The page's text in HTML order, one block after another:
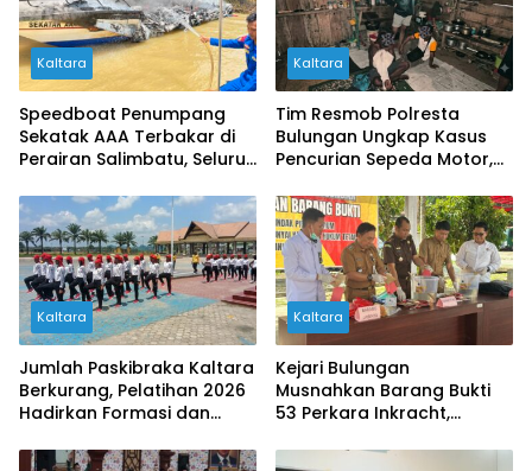
Kaltara
Speedboat Penumpang
Sekatak AAA Terbakar di
Perairan Salimbatu, Seluruh
Kaltara
Tim Resmob Polresta
Bulungan Ungkap Kasus
Pencurian Sepeda Motor,
Kaltara
Jumlah Paskibraka Kaltara
Berkurang, Pelatihan 2026
Hadirkan Formasi dan
Kaltara
Kejari Bulungan
Musnahkan Barang Bukti
53 Perkara Inkracht,
Narkotika